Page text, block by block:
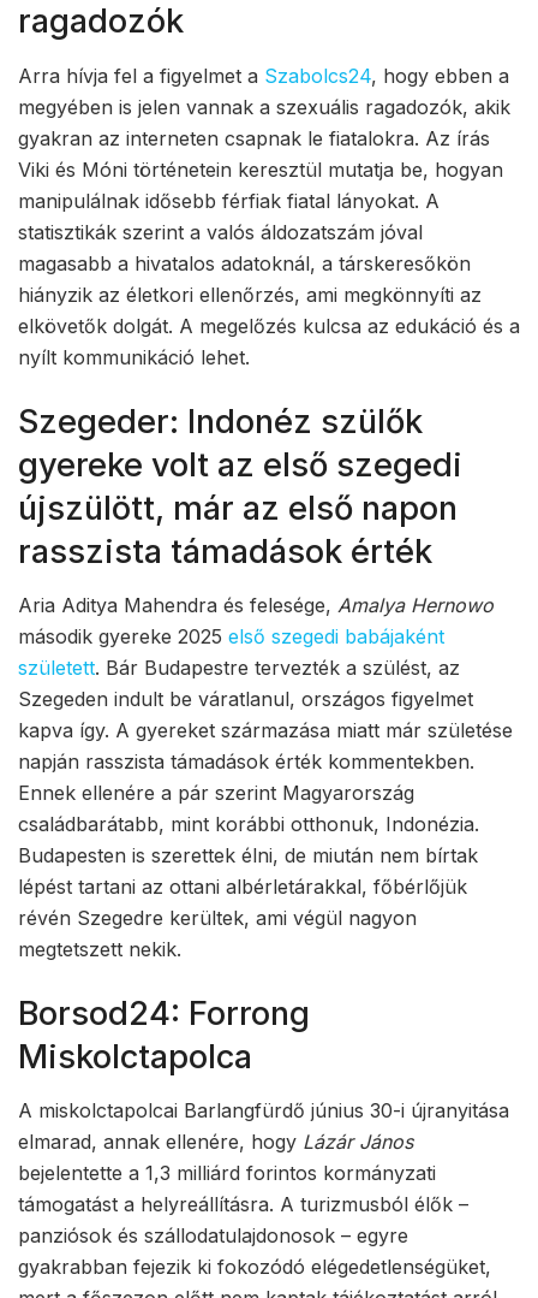
ragadozók
Arra hívja fel a figyelmet a Szabolcs24, hogy ebben a
megyében is jelen vannak a szexuális ragadozók, akik
gyakran az interneten csapnak le fiatalokra. Az írás
Viki és Móni történetein keresztül mutatja be, hogyan
manipulálnak idősebb férfiak fiatal lányokat. A
statisztikák szerint a valós áldozatszám jóval
magasabb a hivatalos adatoknál, a társkeresőkön
hiányzik az életkori ellenőrzés, ami megkönnyíti az
elkövetők dolgát. A megelőzés kulcsa az edukáció és a
nyílt kommunikáció lehet.
Szegeder: Indonéz szülők
gyereke volt az első szegedi
újszülött, már az első napon
rasszista támadások érték
Aria Aditya Mahendra és felesége, Amalya Hernowo
második gyereke 2025 első szegedi babájaként
született. Bár Budapestre tervezték a szülést, az
Szegeden indult be váratlanul, országos figyelmet
kapva így. A gyereket származása miatt már születése
napján rasszista támadások érték kommentekben.
Ennek ellenére a pár szerint Magyarország
családbarátabb, mint korábbi otthonuk, Indonézia.
Budapesten is szerettek élni, de miután nem bírtak
lépést tartani az ottani albérletárakkal, főbérlőjük
révén Szegedre kerültek, ami végül nagyon
megtetszett nekik.
Borsod24: Forrong
Miskolctapolca
A miskolctapolcai Barlangfürdő június 30-i újranyitása
elmarad, annak ellenére, hogy Lázár János
bejelentette a 1,3 milliárd forintos kormányzati
támogatást a helyreállításra. A turizmusból élők –
panziósok és szállodatulajdonosok – egyre
gyakrabban fejezik ki fokozódó elégedetlenségüket,